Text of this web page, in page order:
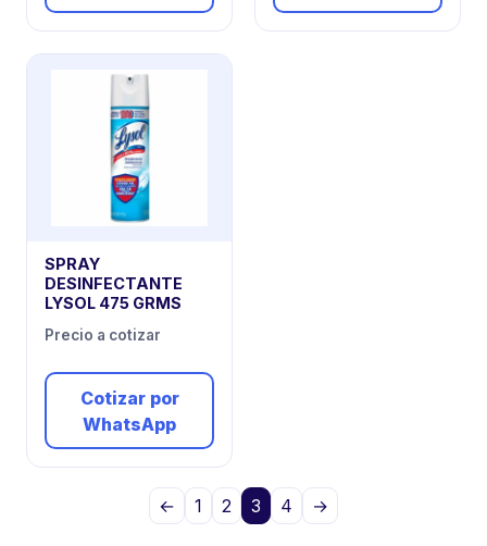
SPRAY
DESINFECTANTE
LYSOL 475 GRMS
Precio a cotizar
Cotizar por
WhatsApp
← 1 2 3 4 →